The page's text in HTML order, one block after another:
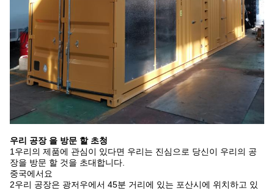
우리 공장 을 방문 할 초청
1우리의 제품에 관심이 있다면 우리는 진심으로 당신이 우리의 공
장을 방문 할 것을 초대합니다.
중국에서요
2우리 공장은 광저우에서 45분 거리에 있는 포산시에 위치하고 있